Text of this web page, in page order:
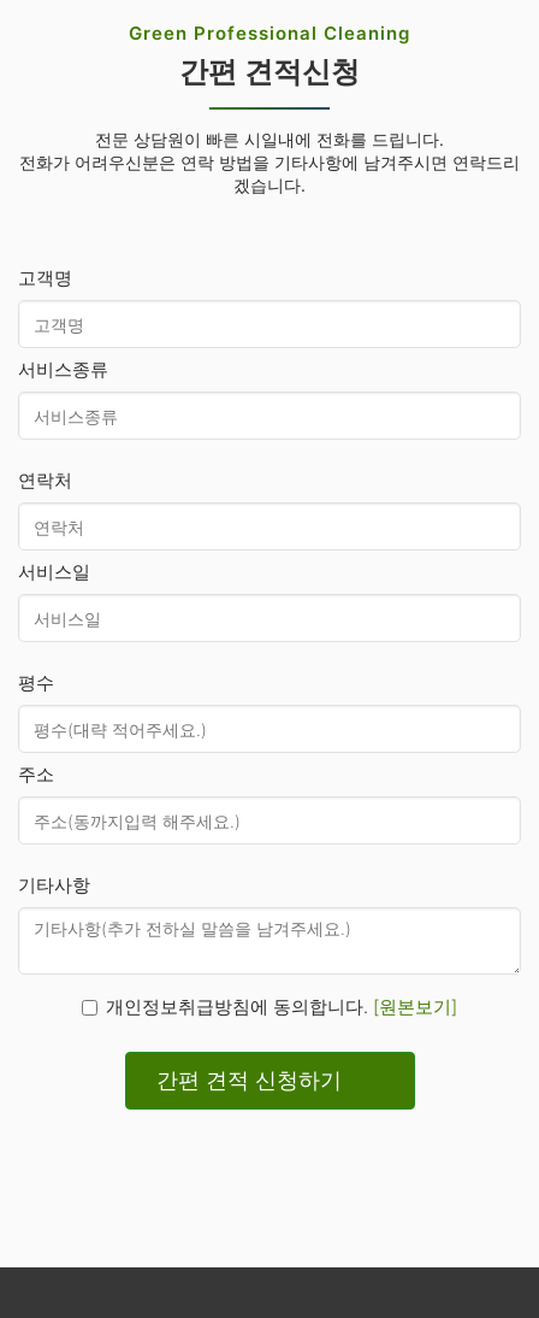
Green Professional Cleaning
간편 견적신청
전문 상담원이 빠른 시일내에 전화를 드립니다.
전화가 어려우신분은 연락 방법을 기타사항에 남겨주시면 연락드리
겠습니다.
고객명
서비스종류
연락처
서비스일
평수
주소
기타사항
개인정보취급방침에 동의합니다. [원본보기]
간편 견적 신청하기